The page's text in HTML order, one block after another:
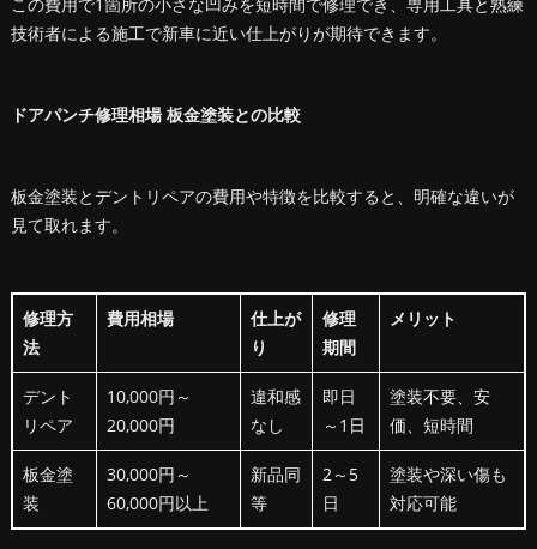
技術者による施工で新車に近い仕上がりが期待できます。
ドアパンチ修理相場 板金塗装との比較
板金塗装とデントリペアの費用や特徴を比較すると、明確な違いが
見て取れます。
修理方
法
費用相場
仕上が
り
修理
期間
メリット
デント
リペア
10,000円～
20,000円
違和感
なし
即日
～1日
塗装不要、安
価、短時間
板金塗
装
30,000円～
60,000円以上
新品同
等
2～5
日
塗装や深い傷も
対応可能